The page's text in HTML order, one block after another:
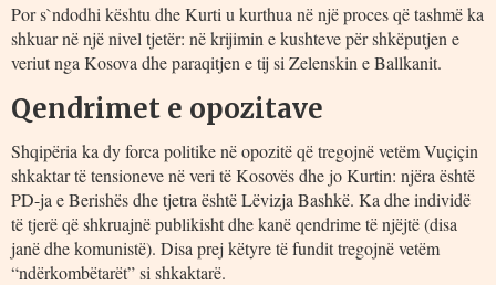
Por s`ndodhi kështu dhe Kurti u kurthua në një proces që tashmë ka
shkuar në një nivel tjetër: në krijimin e kushteve për shkëputjen e
veriut nga Kosova dhe paraqitjen e tij si Zelenskin e Ballkanit.
Qendrimet e opozitave
Shqipëria ka dy forca politike në opozitë që tregojnë vetëm Vuçiçin
shkaktar të tensioneve në veri të Kosovës dhe jo Kurtin: njëra është
PD-ja e Berishës dhe tjetra është Lëvizja Bashkë. Ka dhe individë
të tjerë që shkruajnë publikisht dhe kanë qendrime të njëjtë (disa
janë dhe komunistë). Disa prej këtyre të fundit tregojnë vetëm
“ndërkombëtarët” si shkaktarë.